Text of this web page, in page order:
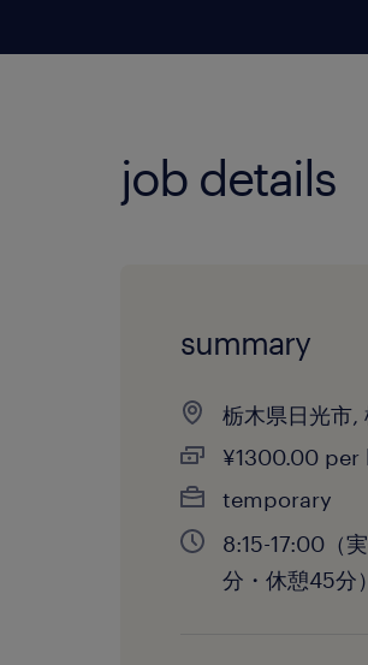
job details
summary
栃木県日光市,
¥1300.00 per
temporary
8:15-17:00（
分・休憩45分）